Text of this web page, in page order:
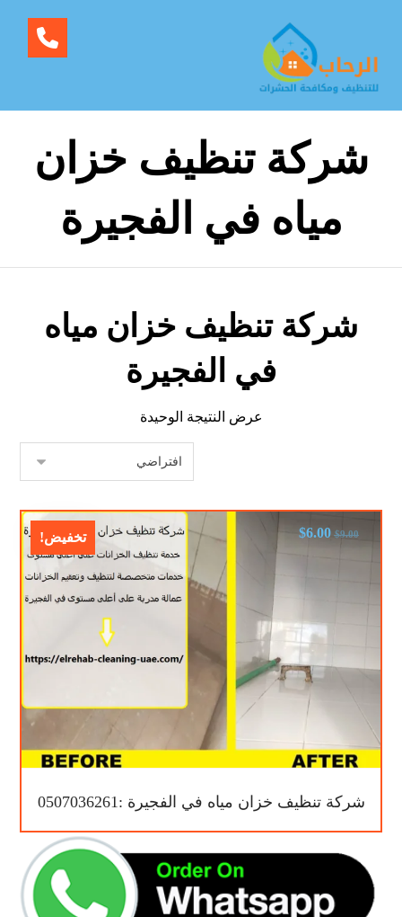
شركة تنظيف خزان
مياه في الفجيرة
شركة تنظيف خزان مياه
في الفجيرة
عرض النتيجة الوحيدة
تخفيض!
شركة تنظيف خزان مياه في الفجيرة :0507036261
$9.00
$6.00